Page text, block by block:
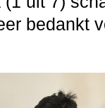
bedankt